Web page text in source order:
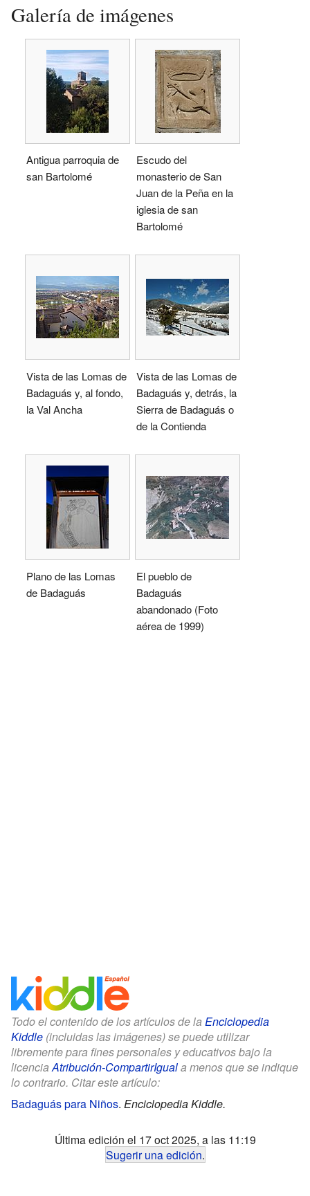
Galería de imágenes
Antigua parroquia de
san Bartolomé
Escudo del
monasterio de San
Juan de la Peña en la
iglesia de san
Bartolomé
Vista de las Lomas de
Badaguás y, al fondo,
la Val Ancha
Vista de las Lomas de
Badaguás y, detrás, la
Sierra de Badaguás o
de la Contienda
Plano de las Lomas
de Badaguás
El pueblo de
Badaguás
abandonado (Foto
aérea de 1999)
Todo el contenido de los artículos de la Enciclopedia
Kiddle (incluidas las imágenes) se puede utilizar
libremente para fines personales y educativos bajo la
licencia Atribución-CompartirIguala menos que se indique
lo contrario. Citar este artículo:
Badaguás para Niños. Enciclopedia Kiddle.
Última edición el 17 oct 2025, a las 11:19
Sugerir una edición.